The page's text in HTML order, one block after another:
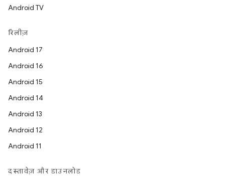
Android TV
रिलीज़
Android 17
Android 16
Android 15
Android 14
Android 13
Android 12
Android 11
दस्तावेज़ और डाउनलोड